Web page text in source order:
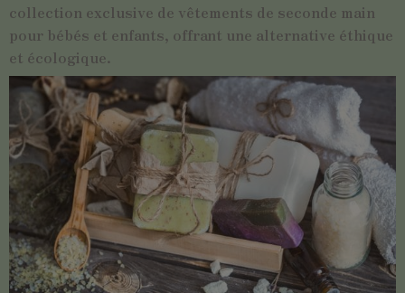
collection exclusive de vêtements de seconde main
pour bébés et enfants, offrant une alternative éthique
et écologique.